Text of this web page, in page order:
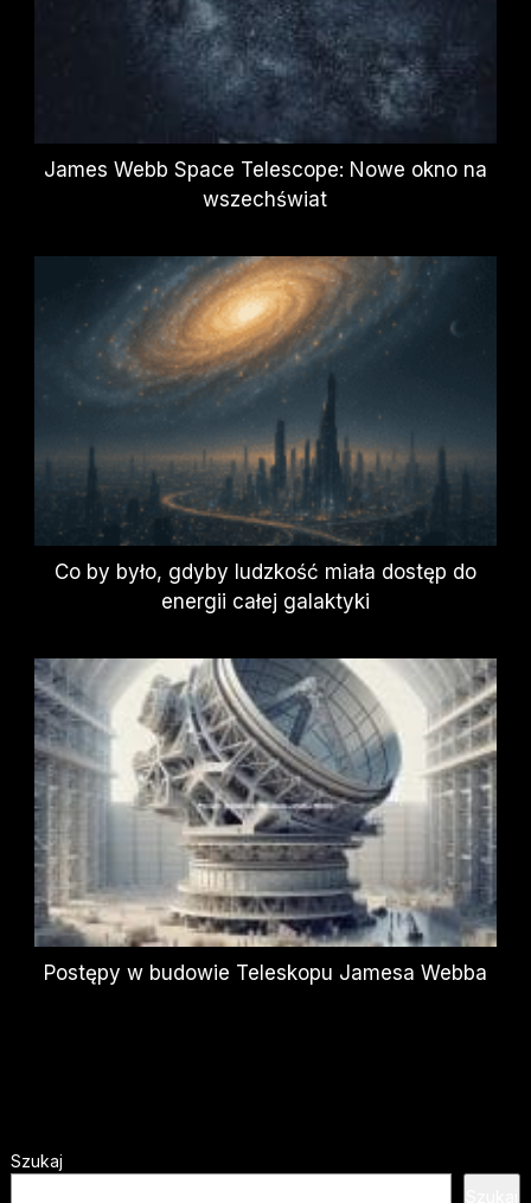
James Webb Space Telescope: Nowe okno na
wszechświat
Co by było, gdyby ludzkość miała dostęp do
energii całej galaktyki
Postępy w budowie Teleskopu Jamesa Webba
Szukaj